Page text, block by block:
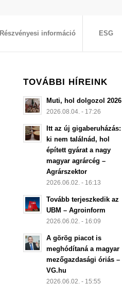
Részvényesi információ ESG
TOVÁBBI HÍREINK
Muti, hol dolgozol 2026
2026.08.04. - 17:26
Itt az új gigaberuházás:
ki nem találnád, hol
épített gyárat a nagy
magyar agrárcég –
Agrárszektor
2026.06.02. - 16:13
Tovább terjeszkedik az
UBM – Agroinform
2026.06.02. - 16:09
A görög piacot is
meghódítaná a magyar
mezőgazdasági óriás –
VG.hu
2026.06.02. - 15:55